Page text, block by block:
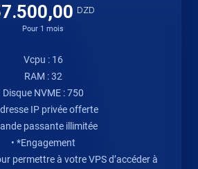
DZD
Pour 1 mois
Vcpu : 16
RAM : 32
Disque NVME : 750
IP privée offerte
passante illimitée
• *Engagement
permettre à votre VPS d’accéder à